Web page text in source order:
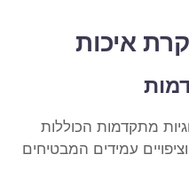
איכות
מתקדמות הכוללות
עמידים המבטיחים